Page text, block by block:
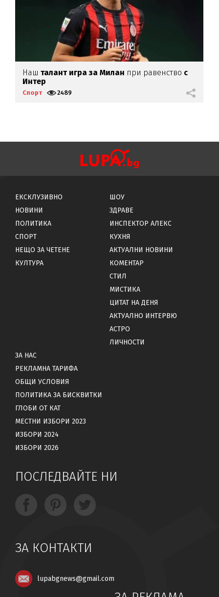
Нашталант игра за Милан при равенство с
Интер
Спорт 2489
ЕКСКЛУЗИВНО
НОВИНИ
ПОЛИТИКА
СПОРТ
НЕЩО ЗА ЧЕТЕНЕ
КУЛТУРА
ШОУ
ЗДРАВЕ
ИНСПЕКТОР АЛЕКС
КУХНЯ
АКТУАЛНИ НОВИНИ
КОМЕНТАР
СТИЛ
МИСТИКА
ЦИТАТ НА ДЕНЯ
АКТУАЛНО ИНТЕРВЮ
АСТРО
ЛИЧНОСТИ
ЗА НАС
РЕКЛАМНА ТАРИФА
ОБЩИ УСЛОВИЯ
ПОЛИТИКА ЗА БИСКВИТКИ
ГЛОБИ ОТ КАТ
МЕСТНИ ИЗБОРИ 2023
ИЗБОРИ 2024
ИЗБОРИ 2026
ПОСЛЕДВАЙТЕ НИ
ЗА КОНТАКТИ
lupabgnews@gmail.com